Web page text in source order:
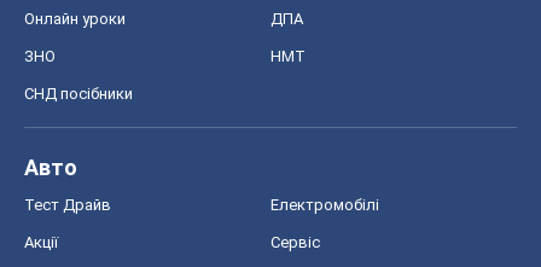
Онлайн уроки ДПА
ЗНО НМТ
СНД посібники
Авто
Тест Драйв Електромобілі
Акції Сервіс